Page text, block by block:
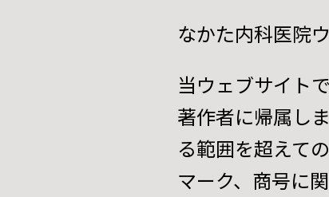
なかた内科医院
当ウェブサイト
著作者に帰属し
る範囲を超えて
マーク、商号に